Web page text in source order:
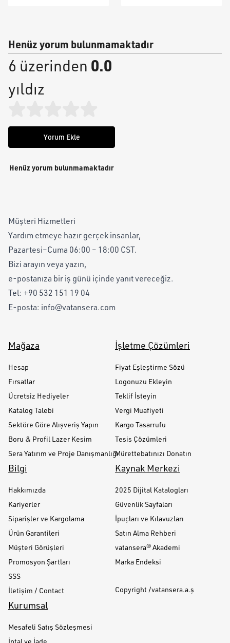
Henüz yorum bulunmamaktadır
6 üzerinden 0.0
yıldız
Yorum Ekle
Henüz yorum bulunmamaktadır
Müşteri Hizmetleri
Yardım etmeye hazır gerçek insanlar,
Pazartesi–Cuma 06:00 – 18:00 CST.
Bizi arayın veya yazın,
e-postanıza bir iş günü içinde yanıt vereceğiz.
Tel: +90 532 151 19 04
E-posta: info@vatansera.com
Mağaza
Hesap
Fırsatlar
Ücretsiz Hediyeler
Katalog Talebi
Sektöre Göre Alışveriş Yapın
Boru & Profil Lazer Kesim
Sera Yatırım ve Proje Danışmanlığı
İşletme Çözümleri
Fiyat Eşleştirme Sözü
Logonuzu Ekleyin
Teklif İsteyin
Vergi Muafiyeti
Kargo Tasarrufu
Tesis Çözümleri
Mürettebatınızı Donatın
Bilgi
Hakkımızda
Kariyerler
Siparişler ve Kargolama
Ürün Garantileri
Müşteri Görüşleri
Promosyon Şartları
SSS
İletişim / Contact
Kaynak Merkezi
2025 Dijital Katalogları
Güvenlik Sayfaları
İpuçları ve Kılavuzları
Satın Alma Rehberi
vatansera® Akademi
Marka Endeksi
Copyright /vatansera.a.ş
Kurumsal
Mesafeli Satış Sözleşmesi
İptal ve İade